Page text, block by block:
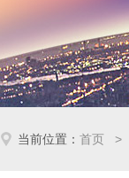
当前位置：首页 >